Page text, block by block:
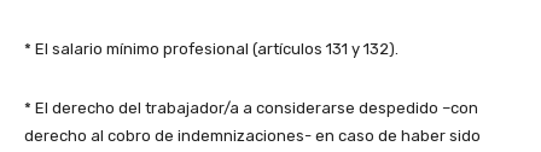
* El salario mínimo profesional (artículos 131 y 132).
* El derecho del trabajador/a a considerarse despedido –con
derecho al cobro de indemnizaciones- en caso de haber sido